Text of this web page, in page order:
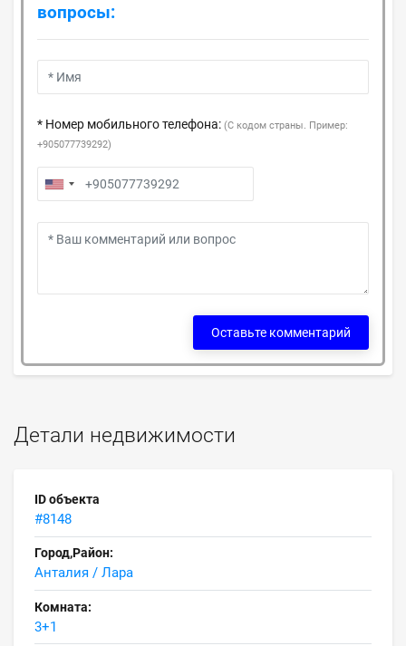
Детали недвижимости
ID объекта
#8148
Город,Район:
Анталия / Лара
Комната:
3+1
вопросы:
* Номер мобильного телефона: (С кодом страны. Пример:
+905077739292)
Оставьте комментарий